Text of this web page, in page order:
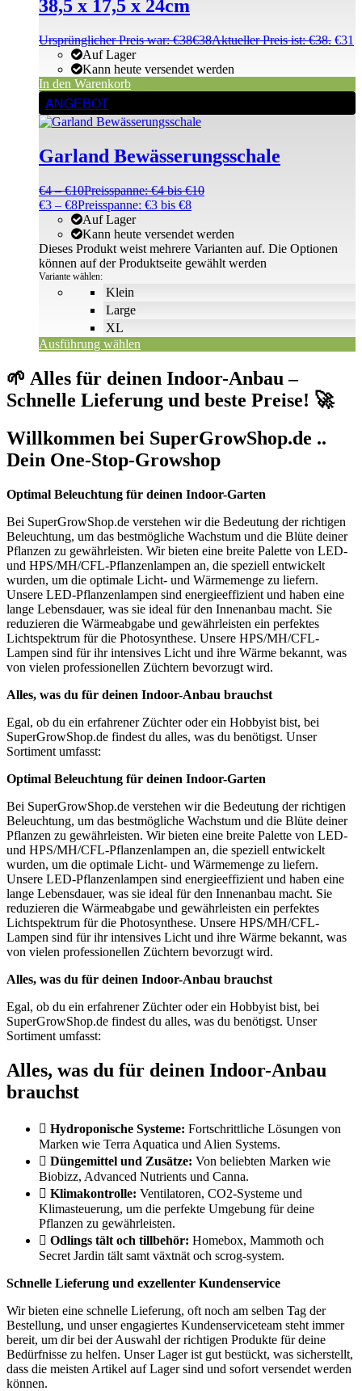
38,5 x 17,5 x 24cm
Ursprünglicher Preis war: €38€38Aktueller Preis ist: €38. €31
Auf Lager
Kann heute versendet werden
In den Warenkorb
ANGEBOT
Garland Bewässerungsschale
€4 –€10Preisspanne: €4 bis €10
€3 – €8Preisspanne: €3 bis €8
Klein
Large
XL
Auf Lager
Kann heute versendet werden
Variante wählen:
Ausführung wählen
Dieses Produkt weist mehrere Varianten auf. Die Optionen
können auf der Produktseite gewählt werden
🌱 Alles für deinen Indoor-Anbau –
Schnelle Lieferung und beste Preise! 🚀
Willkommen bei SuperGrowShop.de ..
Dein One-Stop-Growshop
Optimal Beleuchtung für deinen Indoor-Garten
Bei SuperGrowShop.de verstehen wir die Bedeutung der richtigen
Beleuchtung, um das bestmögliche Wachstum und die Blüte deiner
Pflanzen zu gewährleisten. Wir bieten eine breite Palette von LED-
und HPS/MH/CFL-Pflanzenlampen an, die speziell entwickelt
wurden, um die optimale Licht- und Wärmemenge zu liefern.
Unsere LED-Pflanzenlampen sind energieeffizient und haben eine
lange Lebensdauer, was sie ideal für den Innenanbau macht. Sie
reduzieren die Wärmeabgabe und gewährleisten ein perfektes
Lichtspektrum für die Photosynthese. Unsere HPS/MH/CFL-
Lampen sind für ihr intensives Licht und ihre Wärme bekannt, was
von vielen professionellen Züchtern bevorzugt wird.
Alles, was du für deinen Indoor-Anbau brauchst
Egal, ob du ein erfahrener Züchter oder ein Hobbyist bist, bei
SuperGrowShop.de findest du alles, was du benötigst. Unser
Sortiment umfasst:
Optimal Beleuchtung für deinen Indoor-Garten
Bei SuperGrowShop.de verstehen wir die Bedeutung der richtigen
Beleuchtung, um das bestmögliche Wachstum und die Blüte deiner
Pflanzen zu gewährleisten. Wir bieten eine breite Palette von LED-
und HPS/MH/CFL-Pflanzenlampen an, die speziell entwickelt
wurden, um die optimale Licht- und Wärmemenge zu liefern.
Unsere LED-Pflanzenlampen sind energieeffizient und haben eine
lange Lebensdauer, was sie ideal für den Innenanbau macht. Sie
reduzieren die Wärmeabgabe und gewährleisten ein perfektes
Lichtspektrum für die Photosynthese. Unsere HPS/MH/CFL-
Lampen sind für ihr intensives Licht und ihre Wärme bekannt, was
von vielen professionellen Züchtern bevorzugt wird.
Alles, was du für deinen Indoor-Anbau brauchst
Egal, ob du ein erfahrener Züchter oder ein Hobbyist bist, bei
SuperGrowShop.de findest du alles, was du benötigst. Unser
Sortiment umfasst:
Alles, was du für deinen Indoor-Anbau
brauchst
Hydroponische Systeme: Fortschrittliche Lösungen von
Marken wie Terra Aquatica und Alien Systems.
Düngemittel und Zusätze: Von beliebten Marken wie
Biobizz, Advanced Nutrients und Canna.
Klimakontrolle: Ventilatoren, CO2-Systeme und
Klimasteuerung, um die perfekte Umgebung für deine
Pflanzen zu gewährleisten.
Odlings tält och tillbehör: Homebox, Mammoth och
Secret Jardin tält samt växtnät och scrog-system.
Schnelle Lieferung und exzellenter Kundenservice
Wir bieten eine schnelle Lieferung, oft noch am selben Tag der
Bestellung, und unser engagiertes Kundenserviceteam steht immer
bereit, um dir bei der Auswahl der richtigen Produkte für deine
Bedürfnisse zu helfen. Unser Lager ist gut bestückt, was sicherstellt,
dass die meisten Artikel auf Lager sind und sofort versendet werden
können.